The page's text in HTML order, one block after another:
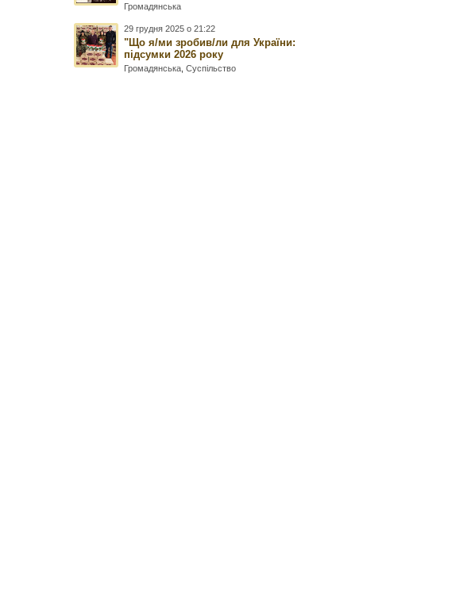
Громадянська
29 грудня 2025 о 21:22
"Що я/ми зробив/ли для України:
підсумки 2026 року
Громадянська ,Суспільство